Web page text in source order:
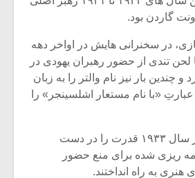
گاردن بود.
در سخنرانی هایش در اواخر دهه
تندی از حضور رهبران یهودی در
و چندین بار نیز نام والتر را به زبان
عبارتِ «با نام مستعار اشلسینجر» را
زمانی که نازی ها در سال ۱۹۳۳ قدرت را در دست
ریزی شده برای منع حضور
به راه انداختند.
نمی توانی
باشی،
ترین باش
سکانسی